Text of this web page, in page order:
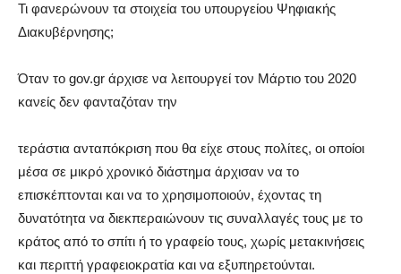
Τι φανερώνουν τα στοιχεία του υπουργείου Ψηφιακής
Διακυβέρνησης;
Όταν το gov.gr άρχισε να λειτουργεί τον Μάρτιο του 2020
κανείς δεν φανταζόταν την
τεράστια ανταπόκριση που θα είχε στους πολίτες, οι οποίοι
μέσα σε μικρό χρονικό διάστημα άρχισαν να το
επισκέπτονται και να το χρησιμοποιούν, έχοντας τη
δυνατότητα να διεκπεραιώνουν τις συναλλαγές τους με το
κράτος από το σπίτι ή το γραφείο τους, χωρίς μετακινήσεις
και περιττή γραφειοκρατία και να εξυπηρετούνται.